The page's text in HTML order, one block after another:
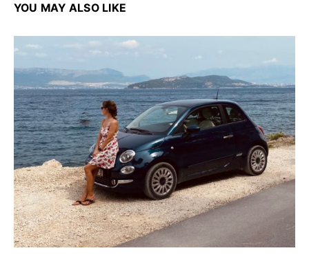
YOU MAY ALSO LIKE